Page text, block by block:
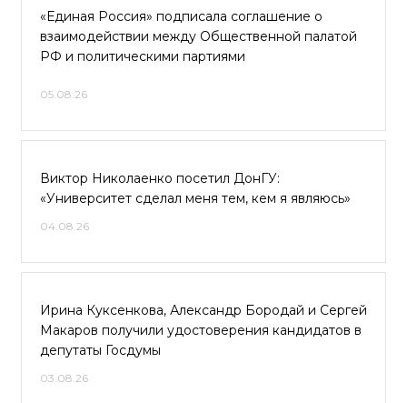
«Единая Россия» подписала соглашение о
взаимодействии между Общественной палатой
РФ и политическими партиями
05.08.26
Виктор Николаенко посетил ДонГУ:
«Университет сделал меня тем, кем я являюсь»
04.08.26
Ирина Куксенкова, Александр Бородай и Сергей
Макаров получили удостоверения кандидатов в
депутаты Госдумы
03.08.26